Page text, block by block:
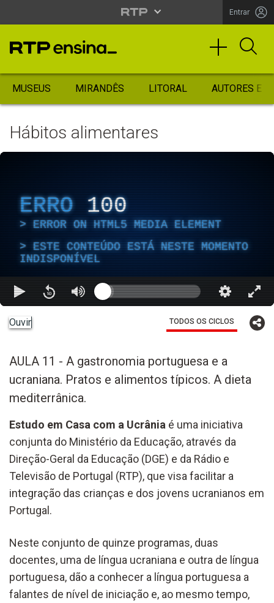
Entrar
MUSEUS MIRANDÊS LITORAL AUTORES
Hábitos alimentares
ERRO 100
ERROR ON HTML5 MEDIA ELEMENT
ESTE CONTEÚDO ESTÁ NESTE MOMENTO
INDISPONÍVEL
Ouvir TODOS OS CICLOS
AULA 11 - A gastronomia portuguesa e a
ucraniana. Pratos e alimentos típicos. A dieta
mediterrânica.
Estudo em Casa com a Ucrânia é uma iniciativa
conjunta do Ministério da Educação, através da
Direção-Geral da Educação (DGE) e da Rádio e
Televisão de Portugal (RTP), que visa facilitar a
integração das crianças e dos jovens ucranianos em
Portugal.
Neste conjunto de quinze programas, duas
docentes, uma de língua ucraniana e outra de língua
portuguesa, dão a conhecer a língua portuguesa a
falantes de nível de iniciação e, ao mesmo tempo,